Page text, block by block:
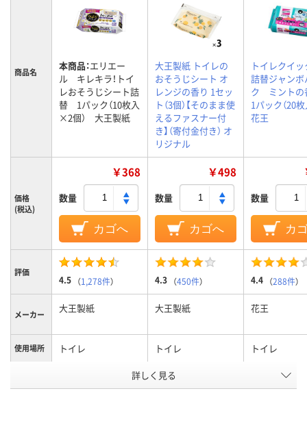
商品名 本商品：エリエー
ル キレキラ！トイ
レおそうじシート詰
替 1パック（10枚入
×2個） 大王製紙
大王製紙 トイレの
おそうじシート オ
レンジの香り 1セッ
ト（3個）【そのまま使
えるファスナー付
き】（寄付金付き） オ
リジナル
トイレクイ
詰替ジャンボ
ク ミント
1パック（20
花王
価格
(税込)
￥368
数量
カゴへ
￥498
数量
カゴへ
数量
カ
評価
4.5 （1,278件） 4.3 （450件） 4.4 （288件）
メーカー 大王製紙 大王製紙 花王
使用場所 トイレ トイレ トイレ
プ
シート、ファスナー
付
詳しく見る